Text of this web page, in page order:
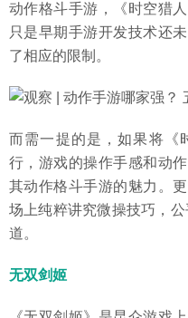
动作格斗手游，《时空猎
只是早期手游开发技术还
了相应的限制。
而需一提的是，如果将《
行，游戏的操作手感和动
其动作格斗手游的魅力。
场上纯粹讲究微操技巧，
道。
无双剑姬